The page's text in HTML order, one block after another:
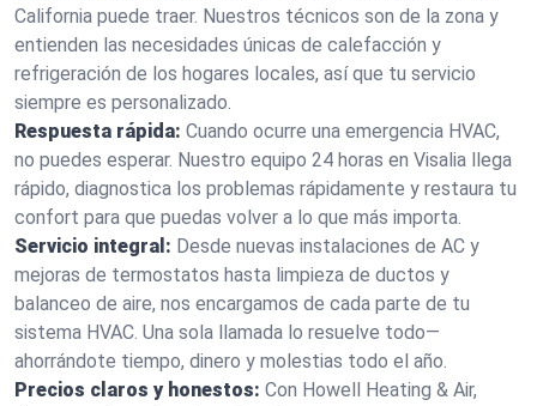
California puede traer. Nuestros técnicos son de la zona y
entienden las necesidades únicas de calefacción y
refrigeración de los hogares locales, así que tu servicio
siempre es personalizado.
Respuesta rápida: Cuando ocurre una emergencia HVAC,
no puedes esperar. Nuestro equipo 24 horas en Visalia llega
rápido, diagnostica los problemas rápidamente y restaura tu
confort para que puedas volver a lo que más importa.
Servicio integral: Desde nuevas instalaciones de AC y
mejoras de termostatos hasta limpieza de ductos y
balanceo de aire, nos encargamos de cada parte de tu
sistema HVAC. Una sola llamada lo resuelve todo—
ahorrándote tiempo, dinero y molestias todo el año.
Precios claros y honestos: Con Howell Heating & Air,